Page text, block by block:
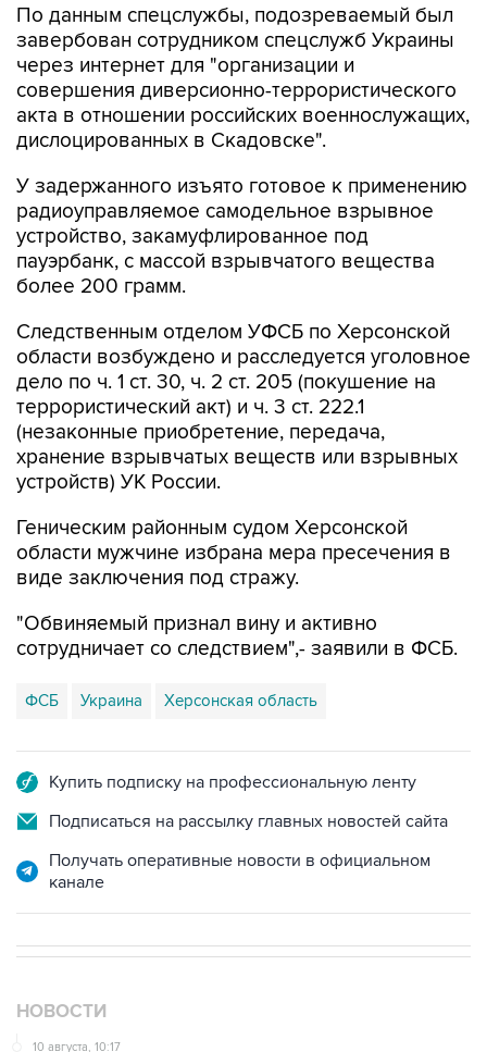
По данным спецслужбы, подозреваемый был
завербован сотрудником спецслужб Украины
через интернет для "организации и
совершения диверсионно-террористического
акта в отношении российских военнослужащих,
дислоцированных в Скадовске".
У задержанного изъято готовое к применению
радиоуправляемое самодельное взрывное
устройство, закамуфлированное под
пауэрбанк, с массой взрывчатого вещества
более 200 грамм.
Следственным отделом УФСБ по Херсонской
области возбуждено и расследуется уголовное
дело по ч. 1 ст. 30, ч. 2 ст. 205 (покушение на
террористический акт) и ч. 3 ст. 222.1
(незаконные приобретение, передача,
хранение взрывчатых веществ или взрывных
устройств) УК России.
Геническим районным судом Херсонской
области мужчине избрана мера пресечения в
виде заключения под стражу.
"Обвиняемый признал вину и активно
сотрудничает со следствием",- заявили в ФСБ.
ФСБ Украина Херсонская область
Купить подписку на профессиональную ленту
Подписаться на рассылку главных новостей сайта
Получать оперативные новости в официальном
канале
НОВОСТИ
10 августа, 10:17